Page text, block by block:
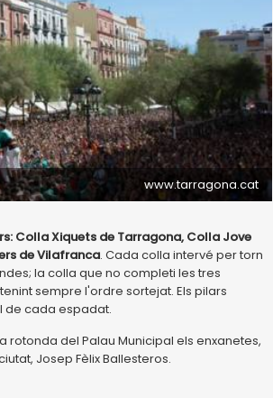
www.tarragona.cat
Colla Xiquets de Tarragona, Colla Jove
de Vilafranca. Cada colla intervé per torn
la colla que no completi les tres
sempre l'ordre sortejat. Els pilars
de cada espadat.
del Palau Municipal els enxanetes,
Josep Fèlix Ballesteros.